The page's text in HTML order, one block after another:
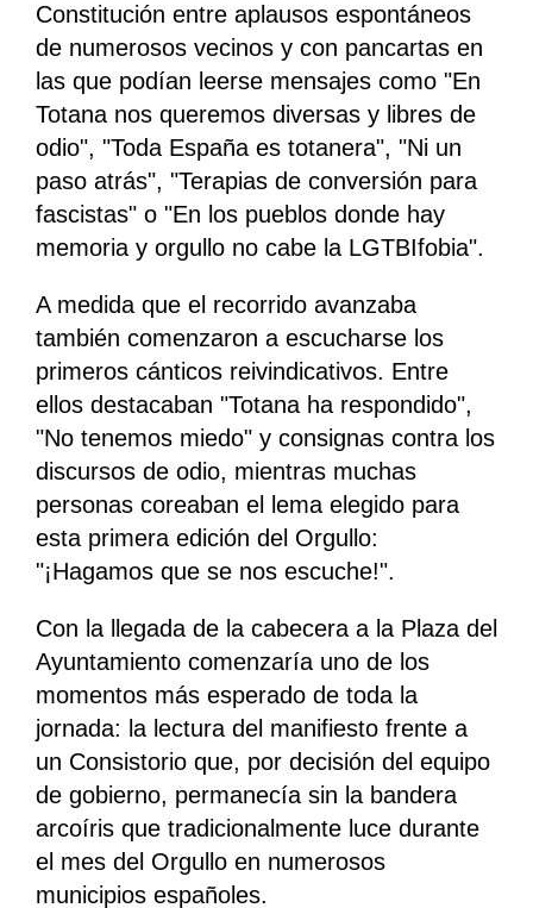
Constitución entre aplausos espontáneos
de numerosos vecinos y con pancartas en
las que podían leerse mensajes como "En
Totana nos queremos diversas y libres de
odio", "Toda España es totanera", "Ni un
paso atrás", "Terapias de conversión para
fascistas" o "En los pueblos donde hay
memoria y orgullo no cabe la LGTBIfobia".
A medida que el recorrido avanzaba
también comenzaron a escucharse los
primeros cánticos reivindicativos. Entre
ellos destacaban "Totana ha respondido",
"No tenemos miedo" y consignas contra los
discursos de odio, mientras muchas
personas coreaban el lema elegido para
esta primera edición del Orgullo:
"¡Hagamos que se nos escuche!".
Con la llegada de la cabecera a la Plaza del
Ayuntamiento comenzaría uno de los
momentos más esperado de toda la
jornada: la lectura del manifiesto frente a
un Consistorio que, por decisión del equipo
de gobierno, permanecía sin la bandera
arcoíris que tradicionalmente luce durante
el mes del Orgullo en numerosos
municipios españoles.